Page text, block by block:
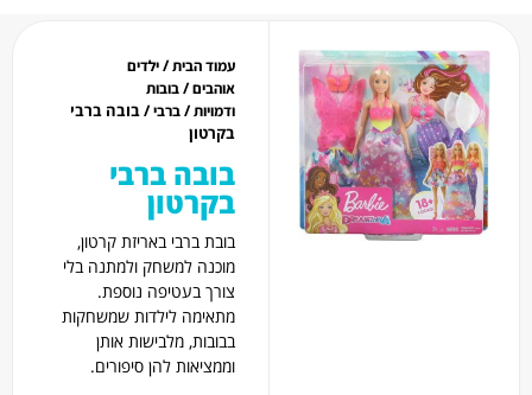
עמוד הבית/ילדים
אוהבים/בובות
ודמויות/ברבי/ בובה ברבי
בקרטון
בובה ברבי
בקרטון
בובת ברבי באריזת קרטון,
מוכנה למשחק ולמתנה בלי
צורך בעטיפה נוספת.
מתאימה לילדות שמשחקות
בבובות, מלבישות אותן
וממציאות להן סיפורים.